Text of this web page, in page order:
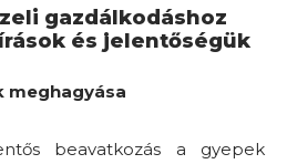
gazdálkodáshoz
és jelentőségük
meghagyása
beavatkozás a gyepek